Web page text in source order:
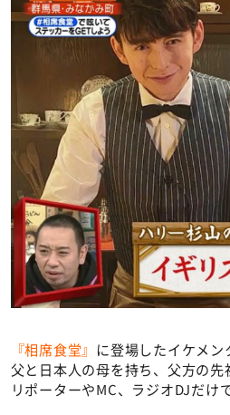
『相席食堂』 に登場したイケメ
父と日本人の母を持ち、父方の先
リポーターやMC、ラジオDJだけ